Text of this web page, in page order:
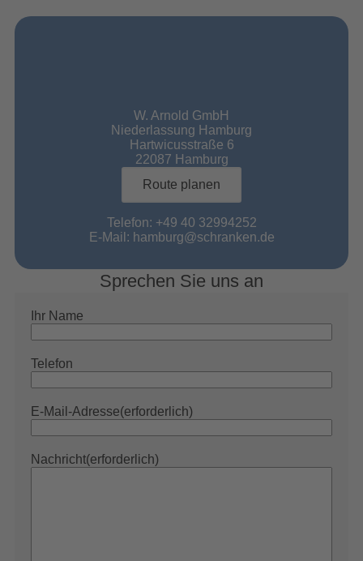
W. Arnold GmbH
Niederlassung Hamburg
Hartwicusstraße 6
22087 Hamburg
Route planen
Telefon: +49 40 32994252
E-Mail: hamburg@schranken.de
Sprechen Sie uns an
Ihr Name
Telefon
E-Mail-Adresse(erforderlich)
Nachricht(erforderlich)